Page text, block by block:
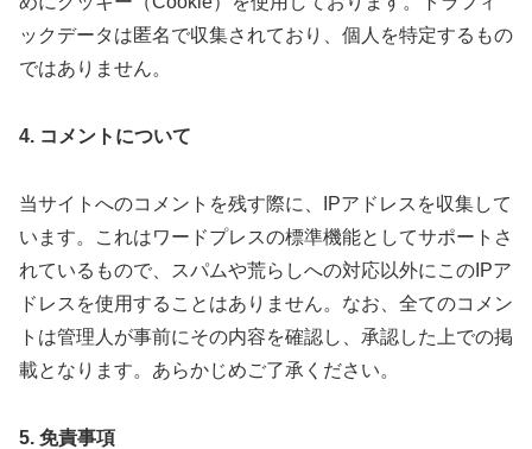
ックデータは匿名で収集されており、個人を特定するもの
ではありません。
4. コメントについて
当サイトへのコメントを残す際に、IPアドレスを収集して
います。これはワードプレスの標準機能としてサポートさ
れているもので、スパムや荒らしへの対応以外にこのIPア
ドレスを使用することはありません。なお、全てのコメン
トは管理人が事前にその内容を確認し、承認した上での掲
載となります。あらかじめご了承ください。
5. 免責事項